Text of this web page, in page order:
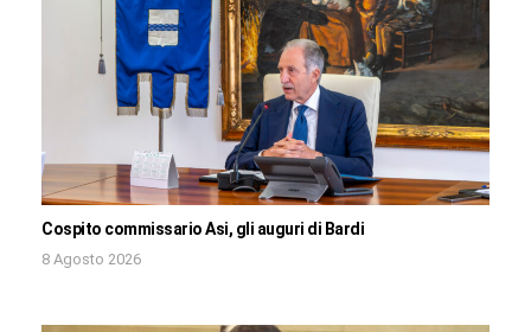
Cospito commissario Asi, gli auguri di Bardi
8 Agosto 2026